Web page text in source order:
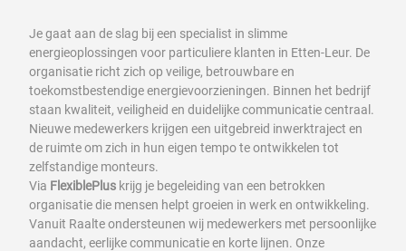
Je gaat aan de slag bij een specialist in slimme
energieoplossingen voor particuliere klanten in Etten-Leur. De
organisatie richt zich op veilige, betrouwbare en
toekomstbestendige energievoorzieningen. Binnen het bedrijf
staan kwaliteit, veiligheid en duidelijke communicatie centraal.
Nieuwe medewerkers krijgen een uitgebreid inwerktraject en
de ruimte om zich in hun eigen tempo te ontwikkelen tot
zelfstandige monteurs.
Via FlexiblePlus krijg je begeleiding van een betrokken
organisatie die mensen helpt groeien in werk en ontwikkeling.
Vanuit Raalte ondersteunen wij medewerkers met persoonlijke
aandacht, eerlijke communicatie en korte lijnen. Onze